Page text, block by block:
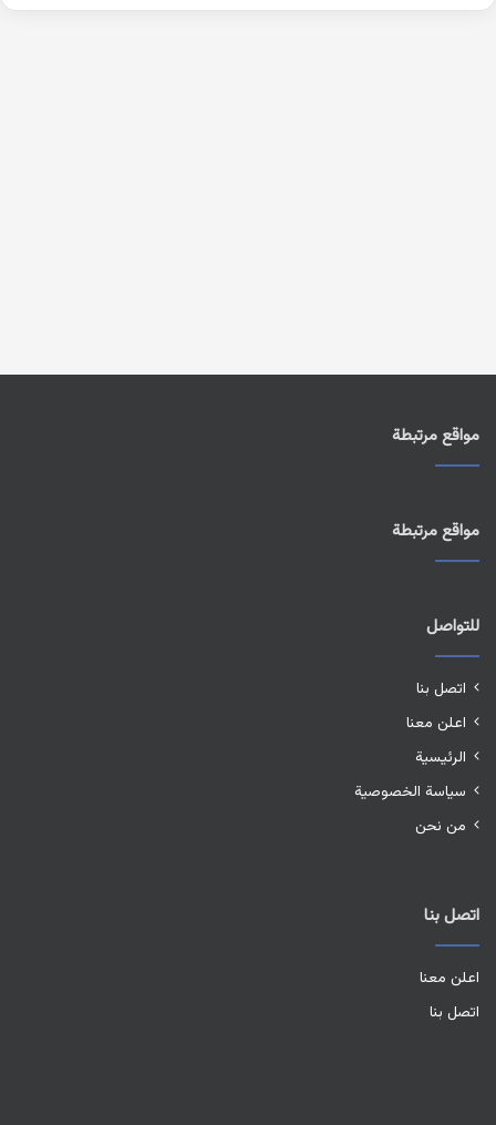
مواقع مرتبطة
مواقع مرتبطة
للتواصل
اتصل بنا
اعلن معنا
الرئيسية
سياسة الخصوصية
من نحن
اتصل بنا
اعلن معنا
اتصل بنا